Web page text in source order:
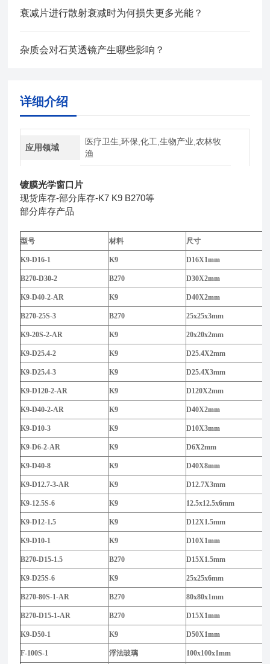
衰减片进行散射衰减时为何损失更多光能？
杂质会对石英透镜产生哪些影响？
详细介绍
应用领域
医疗卫生,环保,化工,生物产业,农林牧
渔
镀膜光学窗口片
现货库存-部分库存-K7 K9 B270等
部分库存产品
型号 材料 尺寸
K9-D16-1 K9 D16X1mm
B270-D30-2 B270 D30X2mm
K9-D40-2-AR K9 D40X2mm
B270-25S-3 B270 25x25x3mm
K9-20S-2-AR K9 20x20x2mm
K9-D25.4-2 K9 D25.4X2mm
K9-D25.4-3 K9 D25.4X3mm
K9-D120-2-AR K9 D120X2mm
K9-D40-2-AR K9 D40X2mm
K9-D10-3 K9 D10X3mm
K9-D6-2-AR K9 D6X2mm
K9-D40-8 K9 D40X8mm
K9-D12.7-3-AR K9 D12.7X3mm
K9-12.5S-6 K9 12.5x12.5x6mm
K9-D12-1.5 K9 D12X1.5mm
K9-D10-1 K9 D10X1mm
B270-D15-1.5 B270 D15X1.5mm
K9-D25S-6 K9 25x25x6mm
B270-80S-1-AR B270 80x80x1mm
B270-D15-1-AR B270 D15X1mm
K9-D50-1 K9 D50X1mm
F-100S-1 浮法玻璃 100x100x1mm